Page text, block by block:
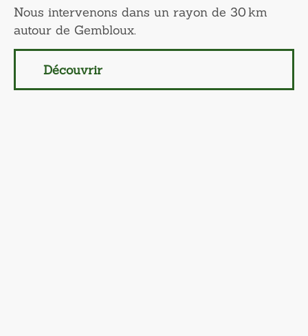
Nous intervenons dans un rayon de 30 km
autour de Gembloux.
Découvrir